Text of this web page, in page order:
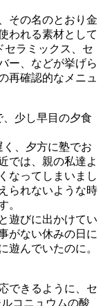
その名のとおり金
われる素材として
セラミックス、セ
ー、などが挙げら
再確認的なメニュ
少し早目の夕食
、夕方に塾でお
では、親の私達よ
なってしまいまし
られないような時
。
遊びに出かけてい
がない休みの日に
遊んでいたのに。
できるように、セ
コニュウムの酸